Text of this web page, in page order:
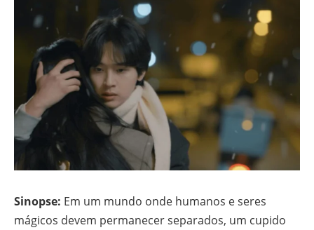
Sinopse: Em um mundo onde humanos e seres
mágicos devem permanecer separados, um cupido